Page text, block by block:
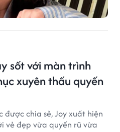
sốt với màn trình
xuyên thấu quyến
chia sẻ, Joy xuất hiện
vẻ đẹp vừa quyến rũ vừa